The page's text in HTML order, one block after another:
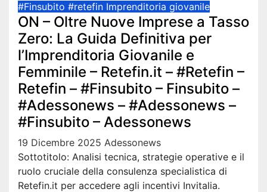
#Finsubito #retefin Imprenditoria giovanile
ON – Oltre Nuove Imprese a Tasso
Zero: La Guida Definitiva per
l’Imprenditoria Giovanile e
Femminile – Retefin.it – #Retefin –
Retefin – #Finsubito – Finsubito –
#Adessonews – #Adessonews –
#Finsubito – Adessonews
19 Dicembre 2025 Adessonews
Sottotitolo: Analisi tecnica, strategie operative e il
ruolo cruciale della consulenza specialistica di
Retefin.it per accedere agli incentivi Invitalia.